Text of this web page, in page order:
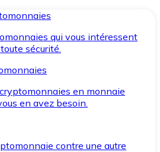
qui vous intéressent
sécurité.
en monnaie
en avez besoin.
contre une autre